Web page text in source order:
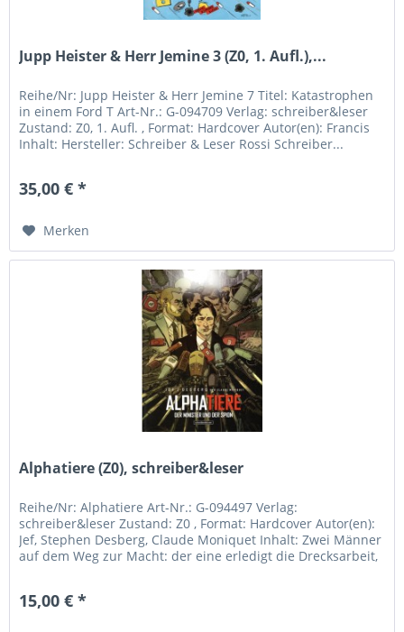
Jupp Heister & Herr Jemine 3 (Z0, 1. Aufl.),...
Reihe/Nr: Jupp Heister & Herr Jemine 7 Titel: Katastrophen
in einem Ford T Art-Nr.: G-094709 Verlag: schreiber&leser
Zustand: Z0, 1. Aufl. , Format: Hardcover Autor(en): Francis
Inhalt: Hersteller: Schreiber & Leser Rossi Schreiber...
35,00 € *
Merken
Alphatiere (Z0), schreiber&leser
Reihe/Nr: Alphatiere Art-Nr.: G-094497 Verlag:
schreiber&leser Zustand: Z0 , Format: Hardcover Autor(en):
Jef, Stephen Desberg, Claude Moniquet Inhalt: Zwei Männer
auf dem Weg zur Macht: der eine erledigt die Drecksarbeit,
15,00 € *